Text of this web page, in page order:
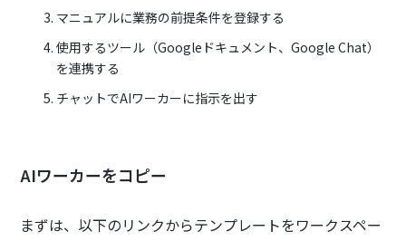
マニュアルに業務の前提条件を登録する
使用するツール（Googleドキュメント、Google Chat）
を連携する
チャットでAIワーカーに指示を出す
AIワーカーをコピー
まずは、以下のリンクからテンプレートをワークスペー